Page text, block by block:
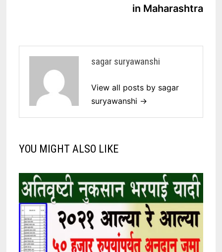
in Maharashtra
sagar suryawanshi
View all posts by sagar
suryawanshi →
YOU MIGHT ALSO LIKE